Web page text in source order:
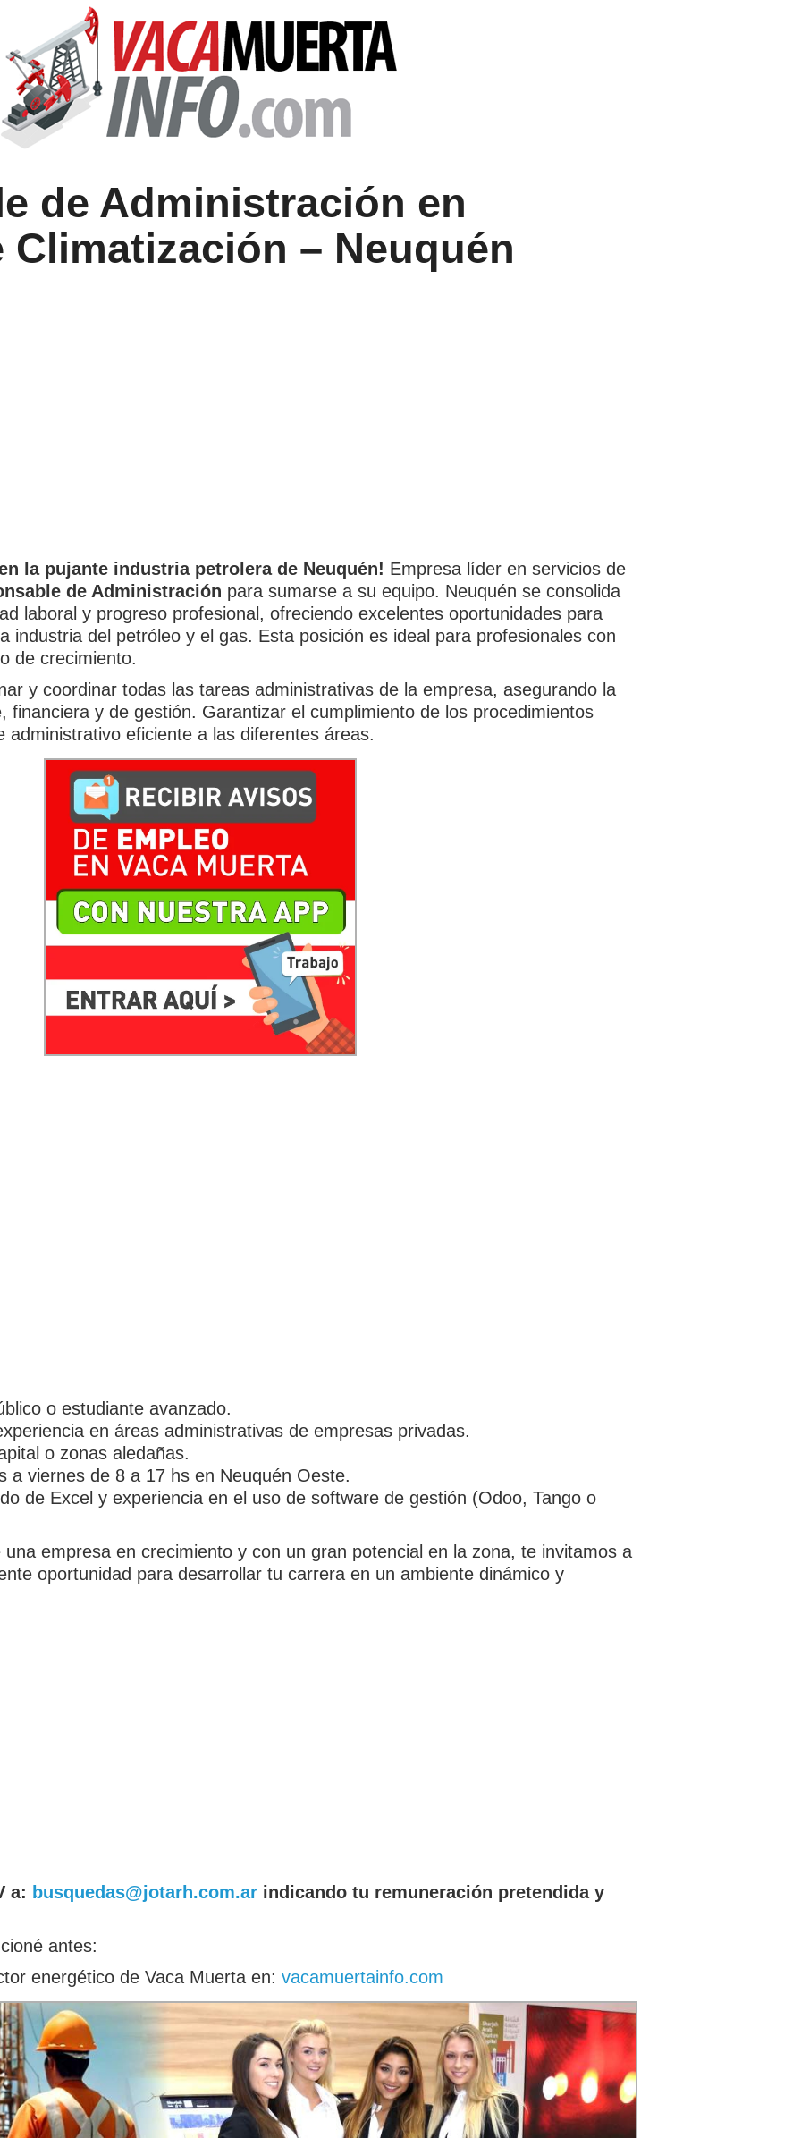
de Administración en
Climatización – Neuquén
la pujante industria petrolera de Neuquén! Empresa líder en servicios de
de Administración para sumarse a su equipo. Neuquén se consolida
laboral y progreso profesional, ofreciendo excelentes oportunidades para
industria del petróleo y el gas. Esta posición es ideal para profesionales con
de crecimiento.
y coordinar todas las tareas administrativas de la empresa, asegurando la
financiera y de gestión. Garantizar el cumplimiento de los procedimientos
administrativo eficiente a las diferentes áreas.
o estudiante avanzado.
en áreas administrativas de empresas privadas.
o zonas aledañas.
a viernes de 8 a 17 hs en Neuquén Oeste.
de Excel y experiencia en el uso de software de gestión (Odoo, Tango o
empresa en crecimiento y con un gran potencial en la zona, te invitamos a
oportunidad para desarrollar tu carrera en un ambiente dinámico y
a: busquedas@jotarh.com.ar indicando tu remuneración pretendida y
antes:
energético de Vaca Muerta en: vacamuertainfo.com